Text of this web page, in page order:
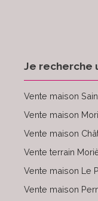
Je recherche
Vente maison
Vente maison
Vente maison
Vente terrain
Vente maison Le
Vente maison